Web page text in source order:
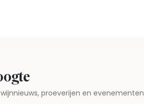
proeverijen en evenementen